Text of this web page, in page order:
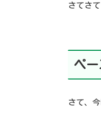
さてさ
ペ
さて、